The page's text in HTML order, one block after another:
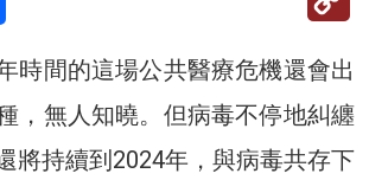
時間的這場公共醫療危機還會出
，無人知曉。但病毒不停地糾纏
將持續到2024年，與病毒共存下